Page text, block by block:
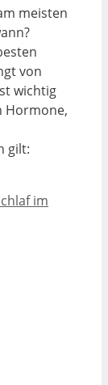
meisten
von
wichtig
Hormone,
gilt:
im